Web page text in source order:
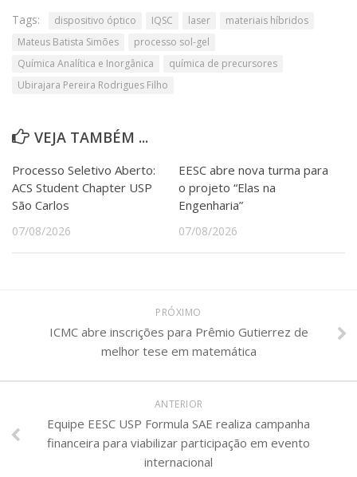
Tags: dispositivo óptico IQSC laser
materiais híbridos
Mateus Batista Simões
processo sol-gel
Química Analítica e Inorgânica
química de precursores
Ubirajara Pereira Rodrigues Filho
VEJA TAMBÉM ...
Processo Seletivo Aberto:
ACS Student Chapter USP
São Carlos
07/08/2026
EESC abre nova turma para
o projeto “Elas na
Engenharia”
07/08/2026
PRÓXIMO
ICMC abre inscrições para Prêmio Gutierrez de
melhor tese em matemática
ANTERIOR
Equipe EESC USP Formula SAE realiza campanha
financeira para viabilizar participação em evento
internacional